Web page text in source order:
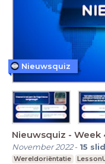
Nieuwsquiz -
November 2022- 15
Wereldoriëntatie
Nieuwsquiz